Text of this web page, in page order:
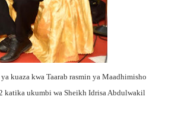
kuaza kwa Taarab rasmin ya Maadhimisho
katika ukumbi wa Sheikh Idrisa Abdulwakil